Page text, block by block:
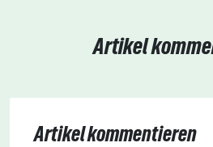
Artikel
Artikel kommentieren